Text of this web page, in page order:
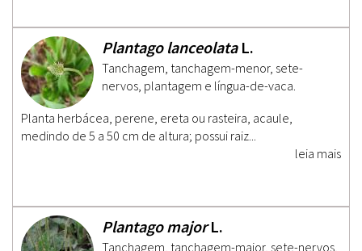
Plantago lanceolata L.
Tanchagem, tanchagem-menor, sete-
nervos, plantagem e língua-de-vaca.
Planta herbácea, perene, ereta ou rasteira, acaule,
medindo de 5 a 50 cm de altura; possui raiz...
leia mais
Plantago majorL.
Tanchagem, tanchagem-maior, sete-nervos,